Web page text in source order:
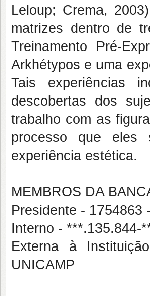
Leloup; Crema,
matrizes dentro de
Treinamento Pré-
Arkhétypos e uma
Tais experiências
descobertas dos
trabalho com as
processo que eles
experiência estética.
MEMBROS DA
Presidente - 1754863
Interno - ***.135.844-
Externa à
UNICAMP